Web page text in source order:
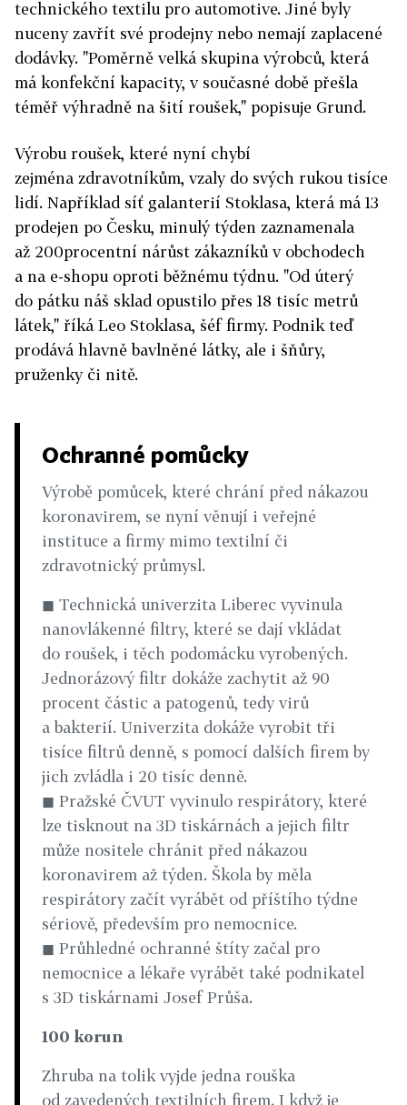
technického textilu pro automotive. Jiné byly
nuceny zavřít své prodejny nebo nemají zaplacené
dodávky. "Poměrně velká skupina výrobců, která
má konfekční kapacity, v současné době přešla
téměř výhradně na šití roušek," popisuje Grund.
Výrobu roušek, které nyní chybí
zejména zdravotníkům, vzaly do svých rukou tisíce
lidí. Například síť galanterií Stoklasa, která má 13
prodejen po Česku, minulý týden zaznamenala
až 200procentní nárůst zákazníků v obchodech
a na e-shopu oproti běžnému týdnu. "Od úterý
do pátku náš sklad opustilo přes 18 tisíc metrů
látek," říká Leo Stoklasa, šéf firmy. Podnik teď
prodává hlavně bavlněné látky, ale i šňůry,
pruženky či nitě.
Ochranné pomůcky
Výrobě pomůcek, které chrání před nákazou
koronavirem, se nyní věnují i veřejné
instituce a firmy mimo textilní či
zdravotnický průmysl.
◼ Technická univerzita Liberec vyvinula
nanovlákenné filtry, které se dají vkládat
do roušek, i těch podomácku vyrobených.
Jednorázový filtr dokáže zachytit až 90
procent částic a patogenů, tedy virů
a bakterií. Univerzita dokáže vyrobit tři
tisíce filtrů denně, s pomocí dalších firem by
jich zvládla i 20 tisíc denně.
◼ Pražské ČVUT vyvinulo respirátory, které
lze tisknout na 3D tiskárnách a jejich filtr
může nositele chránit před nákazou
koronavirem až týden. Škola by měla
respirátory začít vyrábět od příštího týdne
sériově, především pro nemocnice.
◼ Průhledné ochranné štíty začal pro
nemocnice a lékaře vyrábět také podnikatel
s 3D tiskárnami Josef Průša.
100 korun
Zhruba na tolik vyjde jedna rouška
od zavedených textilních firem. I když je